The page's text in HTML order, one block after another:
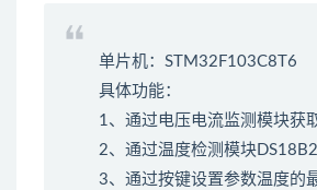
单片机：STM32F103C8T6
具体功能：
1、通过电压电流监测模块获
2、通过温度检测模块
3、通过按键设置参数温度的